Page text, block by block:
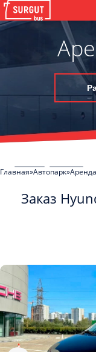
Главная Автопарк
Заказ